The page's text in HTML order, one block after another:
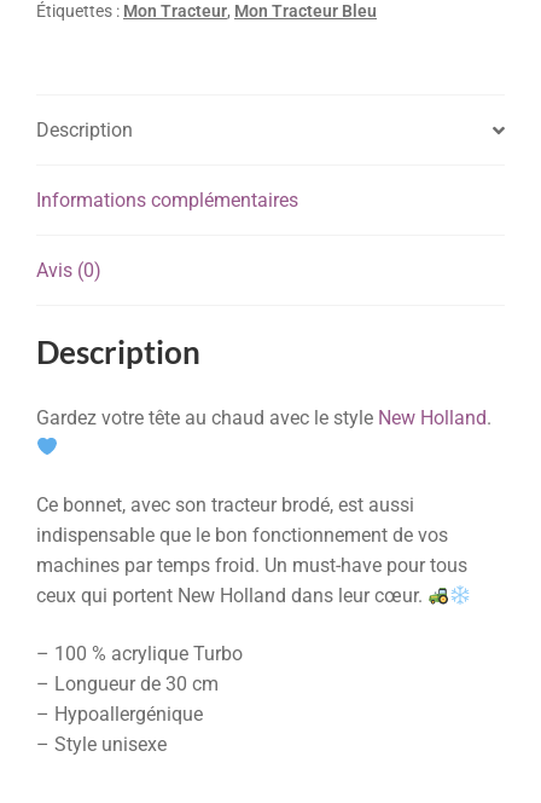
Étiquettes : Mon Tracteur, Mon Tracteur Bleu
Description
Informations complémentaires
Avis (0)
Description
Gardez votre tête au chaud avec le style New Holland.
Ce bonnet, avec son tracteur brodé, est aussi
indispensable que le bon fonctionnement de vos
machines par temps froid. Un must-have pour tous
ceux qui portent New Holland dans leur cœur.
– 100 % acrylique Turbo
– Longueur de 30 cm
– Hypoallergénique
– Style unisexe